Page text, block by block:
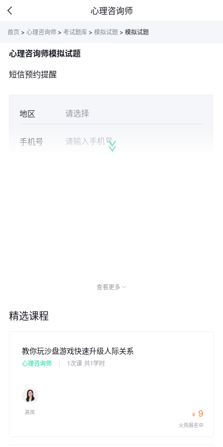
心理咨询师
首页 > 心理咨询师 > 考试题库 > 模拟试题 > 模拟试题
心理咨询师模拟试题
短信预约提醒
地区
手机号
查看更多
精选课程
教你玩沙盘游戏快速升级人际关系
心理咨询师 1次课 共1学时
高岚 ¥ 9
火热报名中